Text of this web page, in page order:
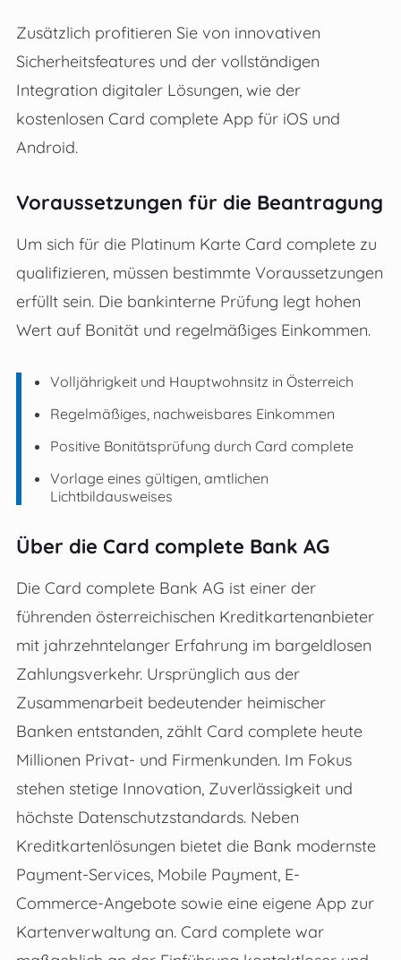
Zusätzlich profitieren Sie von innovativen
Sicherheitsfeatures und der vollständigen
Integration digitaler Lösungen, wie der
kostenlosen Card complete App für iOS und
Android.
Voraussetzungen für die Beantragung
Um sich für die Platinum Karte Card complete zu
qualifizieren, müssen bestimmte Voraussetzungen
erfüllt sein. Die bankinterne Prüfung legt hohen
Wert auf Bonität und regelmäßiges Einkommen.
Volljährigkeit und Hauptwohnsitz in Österreich
Regelmäßiges, nachweisbares Einkommen
Positive Bonitätsprüfung durch Card complete
Vorlage eines gültigen, amtlichen
Lichtbildausweises
Über die Card complete Bank AG
Die Card complete Bank AG ist einer der
führenden österreichischen Kreditkartenanbieter
mit jahrzehntelanger Erfahrung im bargeldlosen
Zahlungsverkehr. Ursprünglich aus der
Zusammenarbeit bedeutender heimischer
Banken entstanden, zählt Card complete heute
Millionen Privat- und Firmenkunden. Im Fokus
stehen stetige Innovation, Zuverlässigkeit und
höchste Datenschutzstandards. Neben
Kreditkartenlösungen bietet die Bank modernste
Payment-Services, Mobile Payment, E-
Commerce-Angebote sowie eine eigene App zur
Kartenverwaltung an. Card complete war